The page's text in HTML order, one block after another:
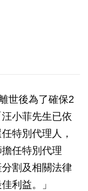
世後為了確保2
小菲先生已依
特別代理人，
任特別代理
割及相關法律
利益。」